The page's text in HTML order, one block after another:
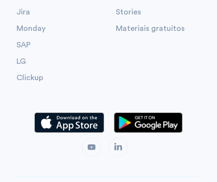
Jira
Monday
SAP
LG
Clickup
Stories
Materiais gratuitos